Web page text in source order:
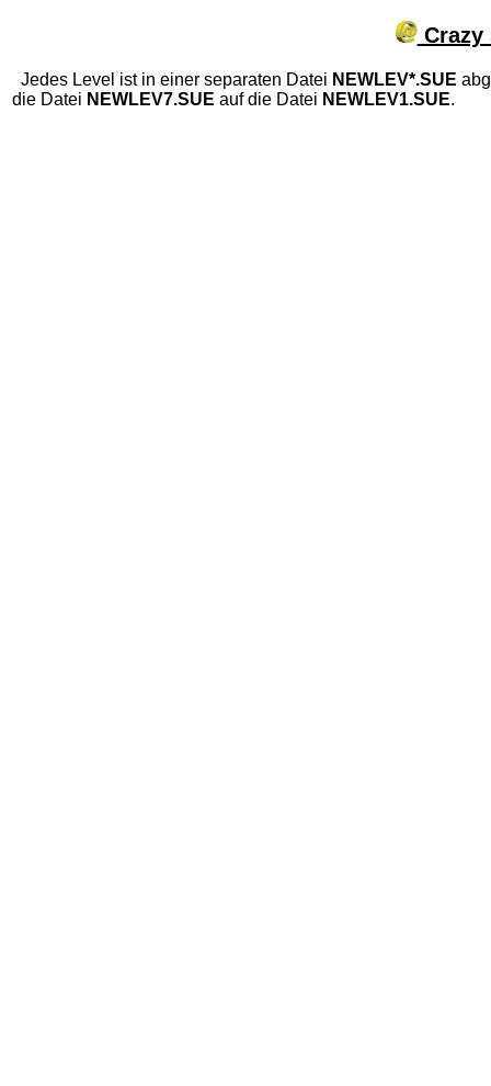
Crazy
Jedes Level ist in einer separaten Datei NEWLEV*.SUE
die Datei NEWLEV7.SUE auf die Datei NEWLEV1.SUE.